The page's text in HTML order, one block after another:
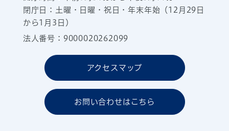
閉庁日：土曜・日曜・祝日・年末年始（12月29日
から1月3日）
法人番号：9000020262099
アクセスマップ
お問い合わせはこちら